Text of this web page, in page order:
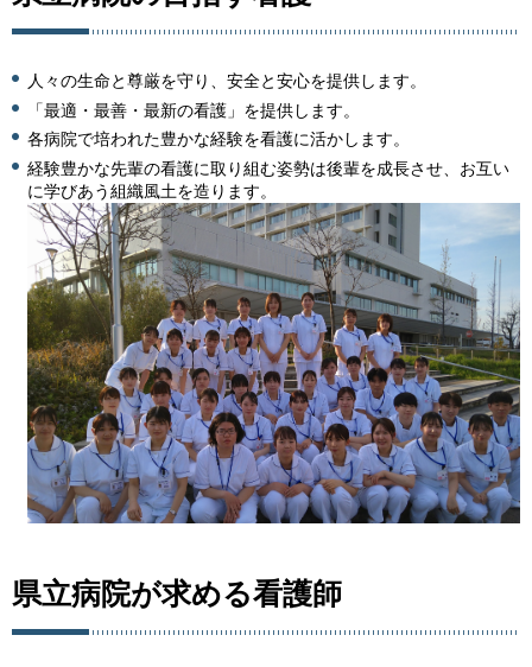
人々の生命と尊厳を守り、安全と安心を提供します。
「最適・最善・最新の看護」を提供します。
各病院で培われた豊かな経験を看護に活かします。
経験豊かな先輩の看護に取り組む姿勢は後輩を成長させ、お互い
に学びあう組織風土を造ります。
県立病院が求める看護師